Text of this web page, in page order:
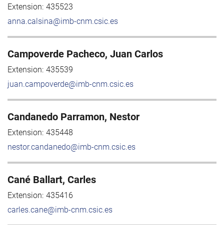
Extension: 435523
anna.calsina@imb-cnm.csic.es
Campoverde Pacheco, Juan Carlos
Extension: 435539
juan.campoverde@imb-cnm.csic.es
Candanedo Parramon, Nestor
Extension: 435448
nestor.candanedo@imb-cnm.csic.es
Cané Ballart, Carles
Extension: 435416
carles.cane@imb-cnm.csic.es